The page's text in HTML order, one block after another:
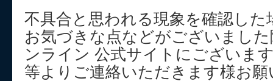
不具合と思われる現象を確認した
お気づきな点などがございまし
ンライン 公式サイトにございま
等よりご連絡いただきます様お